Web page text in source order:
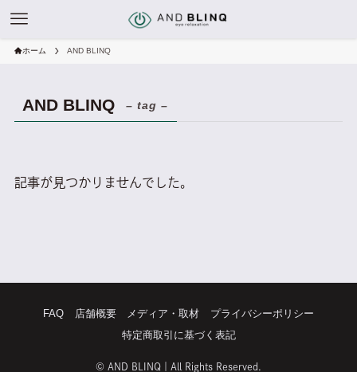
ホーム AND BLINQ
AND BLINQ – tag –
記事が見つかりませんでした。
FAQ 店舗概要 メディア・取材
プライバシーポリシー
特定商取引に基づく表記
© AND BLINQ｜All Rights Reserved.